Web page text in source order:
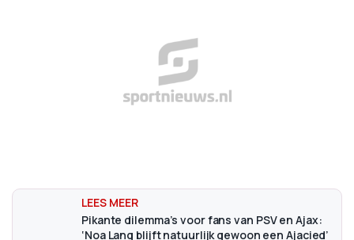
Pikante dilemma’s voor fans van PSV en Ajax:
‘Noa Lang blijft natuurlijk gewoon een Ajacied’